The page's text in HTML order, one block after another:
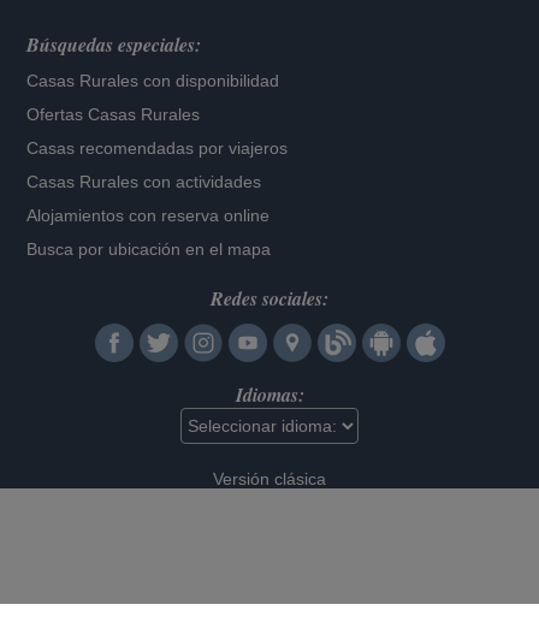
Búsquedas especiales:
Casas Rurales con disponibilidad
Ofertas Casas Rurales
Casas recomendadas por viajeros
Casas Rurales con actividades
Alojamientos con reserva online
Busca por ubicación en el mapa
Redes sociales:
Idiomas:
Versión clásica